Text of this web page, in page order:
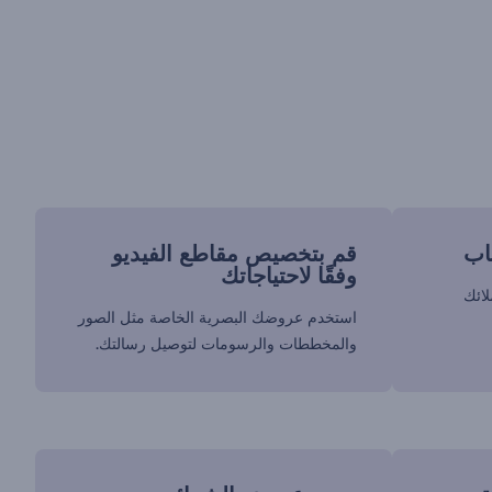
قم بتخصيص مقاطع الفيديو
وفقًا لاحتياجاتك
استخدم عروضك البصرية الخاصة مثل الصور
والمخططات والرسومات لتوصيل رسالتك.